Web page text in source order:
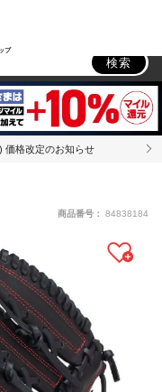
プ
検索
価格改定のお知らせ
商品番号： 84838184